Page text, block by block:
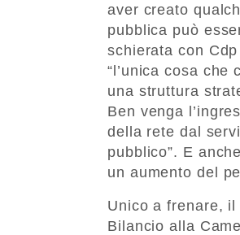
aver creato
pubblica può
schierata con
“l’unica cosa
una struttura
Ben venga
della rete dal
pubblico”. E
un aumento del
Unico a frenare, il
Bilancio alla